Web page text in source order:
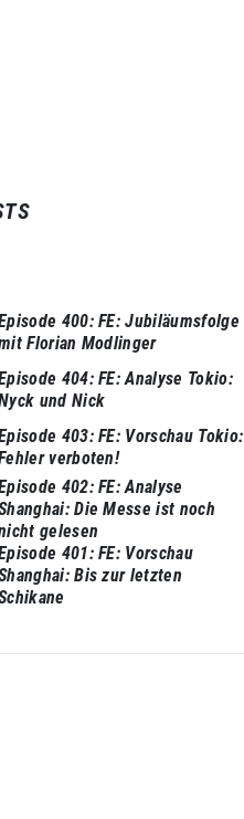
400 FE: Jubiläumsfolge
Florian Modlinger
404 FE: Analyse Tokio:
und Nick
403 FE: Vorschau Tokio:
verboten!
402 FE: Analyse
Die Messe ist noch
gelesen
401 FE: Vorschau
Bis zur letzten